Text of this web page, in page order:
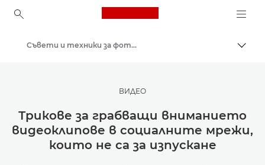
Canon Logo, back to
Вдъхновете се | Съвети за фотография и печат и ръководства за купувача
Съвети и техники за фотография и печат
ВИДЕО
Трикове за грабващи вниманието
видеоклипове в социалните мрежи,
които не са за изпускане